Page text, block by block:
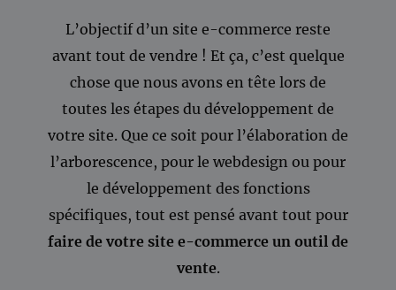
L’objectif d’un site e-commerce reste
avant tout de vendre ! Et ça, c’est quelque
chose que nous avons en tête lors de
toutes les étapes du développement de
votre site. Que ce soit pour l’élaboration de
l’arborescence, pour le webdesign ou pour
le développement des fonctions
spécifiques, tout est pensé avant tout pour
faire de votre site e-commerce un outil de
vente.